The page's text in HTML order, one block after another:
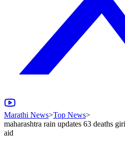
Marathi News>Top News>
maharashtra rain updates 63 deaths
aid